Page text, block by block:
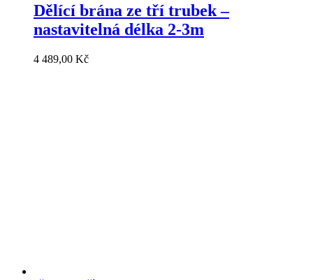
Dělící brána ze tří trubek –
nastavitelná délka 2-3m
4 489,00 Kč